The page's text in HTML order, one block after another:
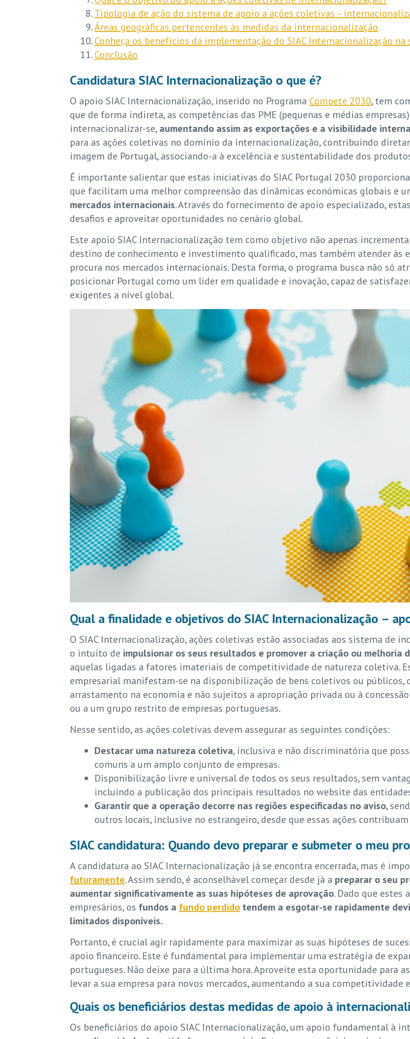
Tipologia de ação do sistema de apoio a ações coletivas –
Áreas geográficas pertencentes às medidas da internacionalização
Conheça os benefícios da implementação do SIAC Internacionalização na
Conclusão
Candidatura SIAC Internacionalização o que é?
O apoio SIAC Internacionalização, inserido no Programa Compete 2030, tem
que de forma indireta, as competências das PME (pequenas e médias
internacionalizar-se,aumentando assim as exportações e a visibilidade
para as ações coletivas no domínio da internacionalização, contribuindo
imagem de Portugal, associando-a à excelência e sustentabilidade dos
É importante salientar que estas iniciativas do SIAC Portugal 2030
que facilitam uma melhor compreensão das dinâmicas económicas globais e
mercados internacionais. Através do fornecimento de apoio especializado,
desafios e aproveitar oportunidades no cenário global.
Este apoio SIAC Internacionalização tem como objetivo não apenas
destino de conhecimento e investimento qualificado, mas também atender às
procura nos mercados internacionais. Desta forma, o programa busca não só
posicionar Portugal como um líder em qualidade e inovação, capaz de
exigentes a nível global.
Qual a finalidade e objetivos do SIAC Internacionalização –
O SIAC Internacionalização, ações coletivas estão associadas aos sistema de
o intuito de impulsionar os seus resultados e promover a criação ou melhoria
aquelas ligadas a fatores imateriais de competitividade de natureza coletiva.
empresarial manifestam-se na disponibilização de bens coletivos ou públicos,
arrastamento na economia e não sujeitos a apropriação privada ou à
ou a um grupo restrito de empresas portuguesas.
Nesse sentido, as ações coletivas devem assegurar as seguintes condições:
Destacar uma natureza coletiva, inclusiva e não discriminatória que
comuns a um amplo conjunto de empresas.
Disponibilização livre e universal de todos os seus resultados, sem
incluindo a publicação dos principais resultados no website das
Garantir que a operação decorre nas regiões especificadas no aviso,
outros locais, inclusive no estrangeiro, desde que essas ações
SIAC candidatura: Quando devo preparar e submeter o meu
A candidatura ao SIAC Internacionalização já se encontra encerrada, mas é
futuramente. Assim sendo, é aconselhável começar desde já a preparar o seu
aumentar significativamente as suas hipóteses de aprovação. Dado que estes
empresários, os fundos a fundo perdido tendem a esgotar-se rapidamente
limitados disponíveis.
Portanto, é crucial agir rapidamente para maximizar as suas hipóteses de
apoio financeiro. Este é fundamental para implementar uma estratégia de
portugueses. Não deixe para a última hora. Aproveite esta oportunidade para
levar a sua empresa para novos mercados, aumentando a sua competitividade
Quais os beneficiários destas medidas de apoio à
Os beneficiários do apoio SIAC Internacionalização, um apoio fundamental à